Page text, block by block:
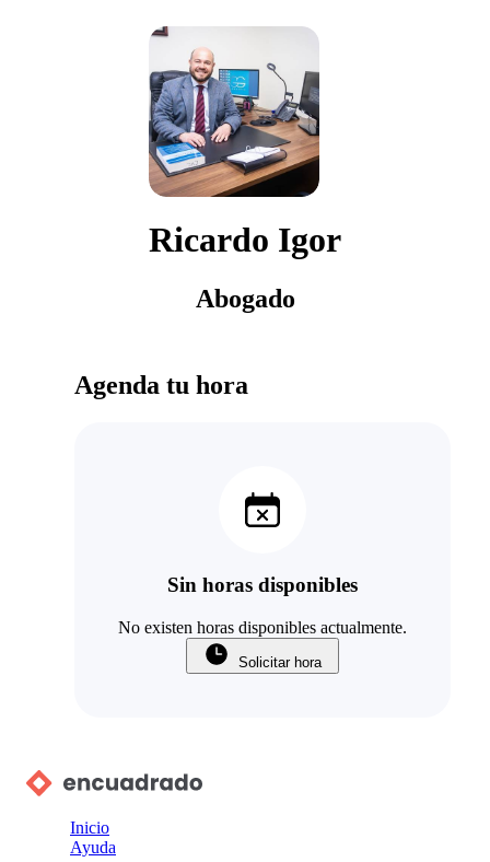
Ricardo Igor
Abogado
Agenda tu hora
Sin horas disponibles
No existen horas disponibles actualmente.
Solicitar hora
Inicio
Ayuda